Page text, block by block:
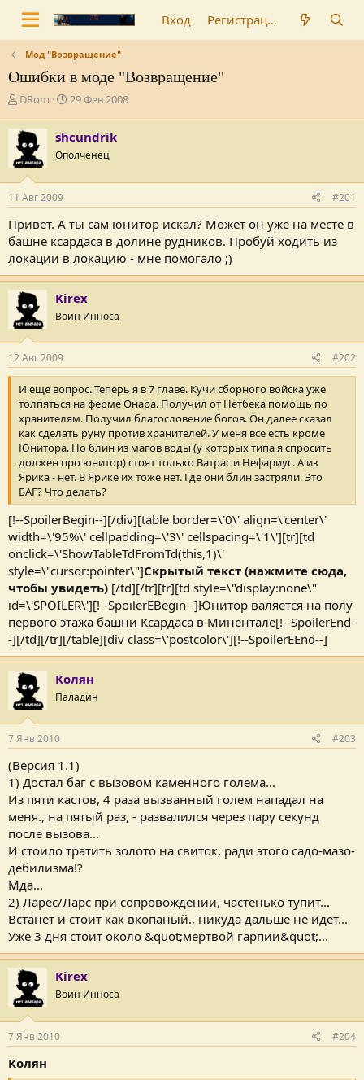
Вход Регистрация
Мод "Возвращение"
Ошибки в моде "Возвращение"
А
т
о
р
т
е
м
DRom
Д
а
н
ч
а
29 Фев 2008
shcundrik
Ополченец
11 Авг 2009 #201
Привет. А ты сам юнитор искал? Может он уже на месте в
башне ксардаса в долине рудников. Пробуй ходить из
локации в локацию - мне помогало ;)
Kirex
Воин Инноса
12 Авг 2009 #202
И еще вопрос. Теперь я в 7 главе. Кучи сборного войска уже
толпяться на ферме Онара. Получил от Нетбека помощь по
хранителям. Получил благословение богов. Он далее сказал
как сделать руну против хранителей. У меня все есть кроме
Юнитора. Но блин из магов воды (у которых типа я спросить
должен про юнитор) стоят только Ватрас и Нефариус. А из
Ярика - нет. В Ярике их тоже нет. Где они блин застряли. Это
БАГ? Что делать?
[!--SpoilerBegin--][/div][table border=\'0\' align=\'center\'
width=\'95%\' cellpadding=\'3\' cellspacing=\'1\'][tr][td
onclick=\'ShowTableTdFromTd(this,1)\'
style=\"cursor:pointer\"]Скрытый текст (нажмите сюда,
чтобы увидеть) [/td][/tr][tr][td style=\"display:none\"
id=\'SPOILER\'][!--SpoilerEBegin--]Юнитор валяется на полу
первого этажа башни Ксардаса в Минентале[!--SpoilerEnd-
-][/td][/tr][/table][div class=\'postcolor\'][!--SpoilerEEnd--]
Колян
Паладин
7 Янв 2010 #203
(Версия 1.1)
1) Достал баг с вызовом каменного голема...
Из пяти кастов, 4 раза вызванный голем нападал на
меня., на пятый раз, - развалился через пару секунд
после вызова...
И стоило тратить золото на свиток, ради этого садо-мазо-
дебилизма!?
Мда...
2) Ларес/Ларс при сопровождении, частенько тупит...
Встанет и стоит как вкопаный., никуда дальше не идет...
Уже 3 дня стоит около &quot;мертвой гарпии&quot;...
Kirex
Воин Инноса
7 Янв 2010 #204
Колян